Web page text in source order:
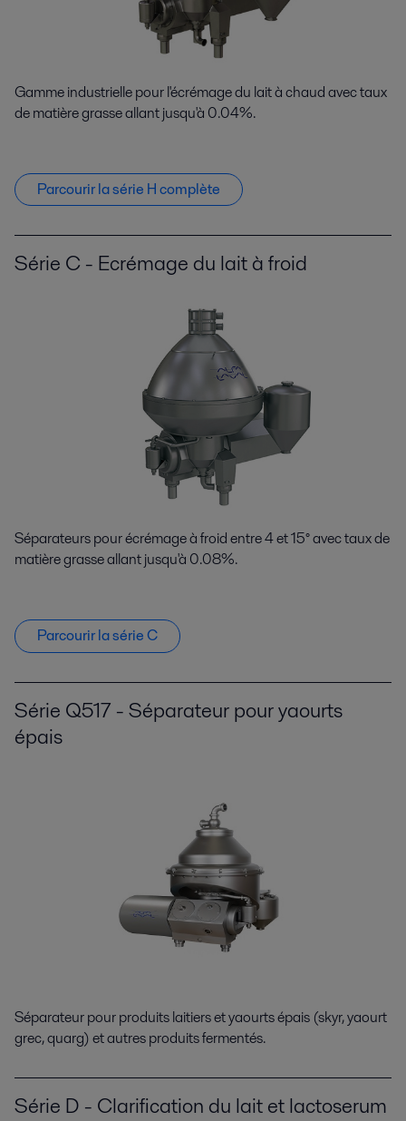
Gamme industrielle pour l'écrémage du lait à chaud avec taux
de matière grasse allant jusqu'à 0.04%.
Parcourir la série H complète
Série C - Ecrémage du lait à froid
Séparateurs pour écrémage à froid entre 4 et 15° avec taux de
matière grasse allant jusqu'à 0.08%.
Parcourir la série C
Série Q517 - Séparateur pour yaourts
épais
Séparateur pour produits laitiers et yaourts épais (skyr, yaourt
grec, quarg) et autres produits fermentés.
Série D - Clarification du lait et lactoserum